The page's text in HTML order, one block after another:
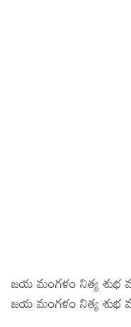
జయ మంగళం నిత్య శుభ
జయ మంగళం నిత్య శుభ